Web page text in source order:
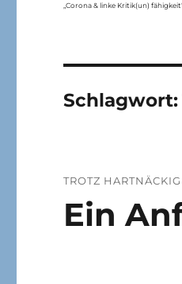
„Corona & linke Kritik(un)
TROTZ
Ein